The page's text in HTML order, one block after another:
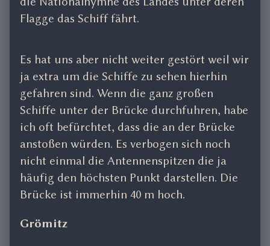
Flagge das Schiff fährt.
Es hat uns aber nicht weiter gestört weil wir
ja extra um die Schiffe zu sehen hierhin
gefahren sind. Wenn die ganz großen
Schiffe unter der Brücke durchfuhren, habe
ich oft befürchtet, dass die an der Brücke
anstoßen würden. Es verbogen sich noch
nicht einmal die Antennenspitzen die ja
häufig den höchsten Punkt darstellen. Die
Brücke ist immerhin 40 m hoch.
Grömitz